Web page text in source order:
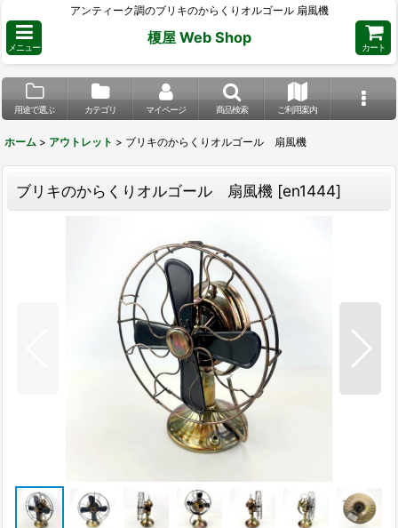
アンティーク調のブリキのからくりオルゴール 扇風機
メニュー
榎屋 Web Shop
カート
用途で選ぶ カテゴリ マイページ 商品検索 ご利用案内
ホーム > アウトレット > ブリキのからくりオルゴール 扇風機
ブリキのからくりオルゴール 扇風機 [en1444]